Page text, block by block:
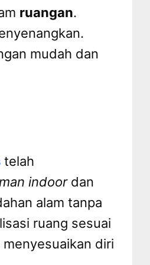
ruangan.
mudah dan
telah
indoordan
alam tanpa
ruang sesuai
diri